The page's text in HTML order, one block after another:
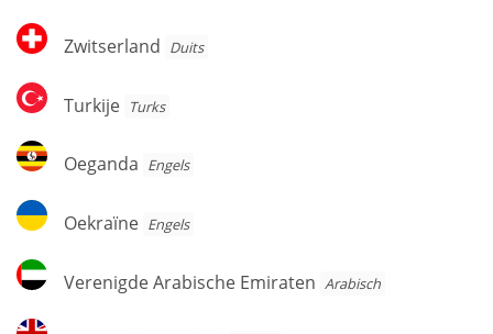
Zwitserland
Zwitserland Duits
Turkije
Turkije Turks
Oeganda
Oeganda Engels
Oekraïne
Oekraïne Engels
Verenigde
Arabische
Verenigde Arabische Emiraten Arabisch